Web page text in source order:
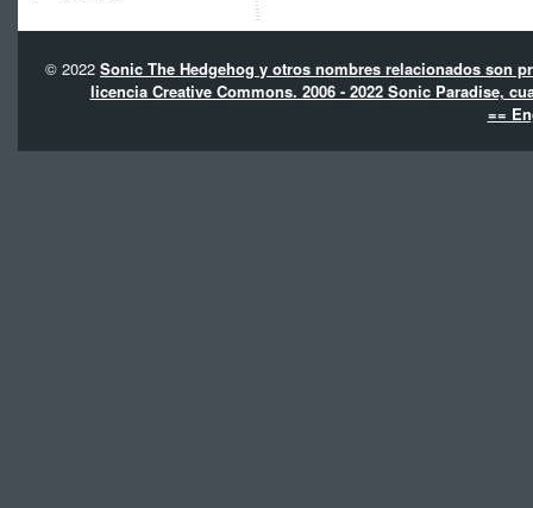
© 2022 Sonic The Hedgehog y otros nombres relacionados son
licencia Creative Commons. 2006 - 2022 Sonic Paradise,
==